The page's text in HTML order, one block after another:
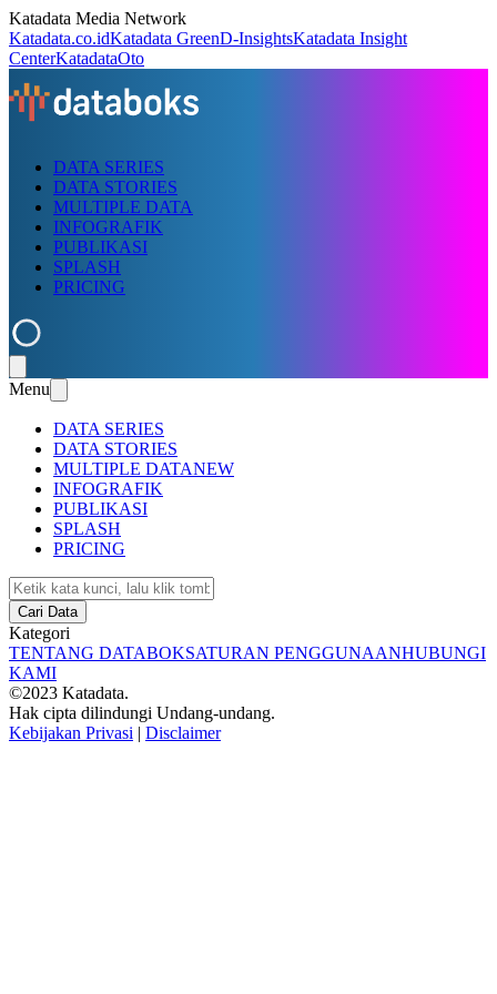
Katadata Media Network
Katadata.co.idKatadata GreenD-InsightsKatadata Insight
CenterKatadataOto
DATA SERIES
DATA STORIES
MULTIPLE DATA
INFOGRAFIK
PUBLIKASI
SPLASH
PRICING
Menu
DATA SERIES
DATA STORIES
MULTIPLE DATANEW
INFOGRAFIK
PUBLIKASI
SPLASH
PRICING
Cari Data
Kategori
TENTANG DATABOKSATURAN PENGGUNAANHUBUNGI
KAMI
©2023 Katadata.
Hak cipta dilindungi Undang-undang.
Kebijakan Privasi | Disclaimer